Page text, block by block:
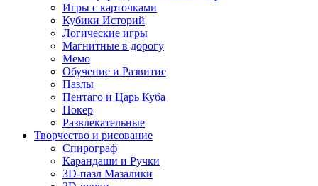
Игры с карточками
Кубики Историй
Логические игры
Магнитные в дорогу
Мемо
Обучение и Развитие
Пазлы
Пентаго и Царь Куба
Покер
Развлекательные
Творчество и рисование
Спирограф
Карандаши и Ручки
3D-пазл Мазалики